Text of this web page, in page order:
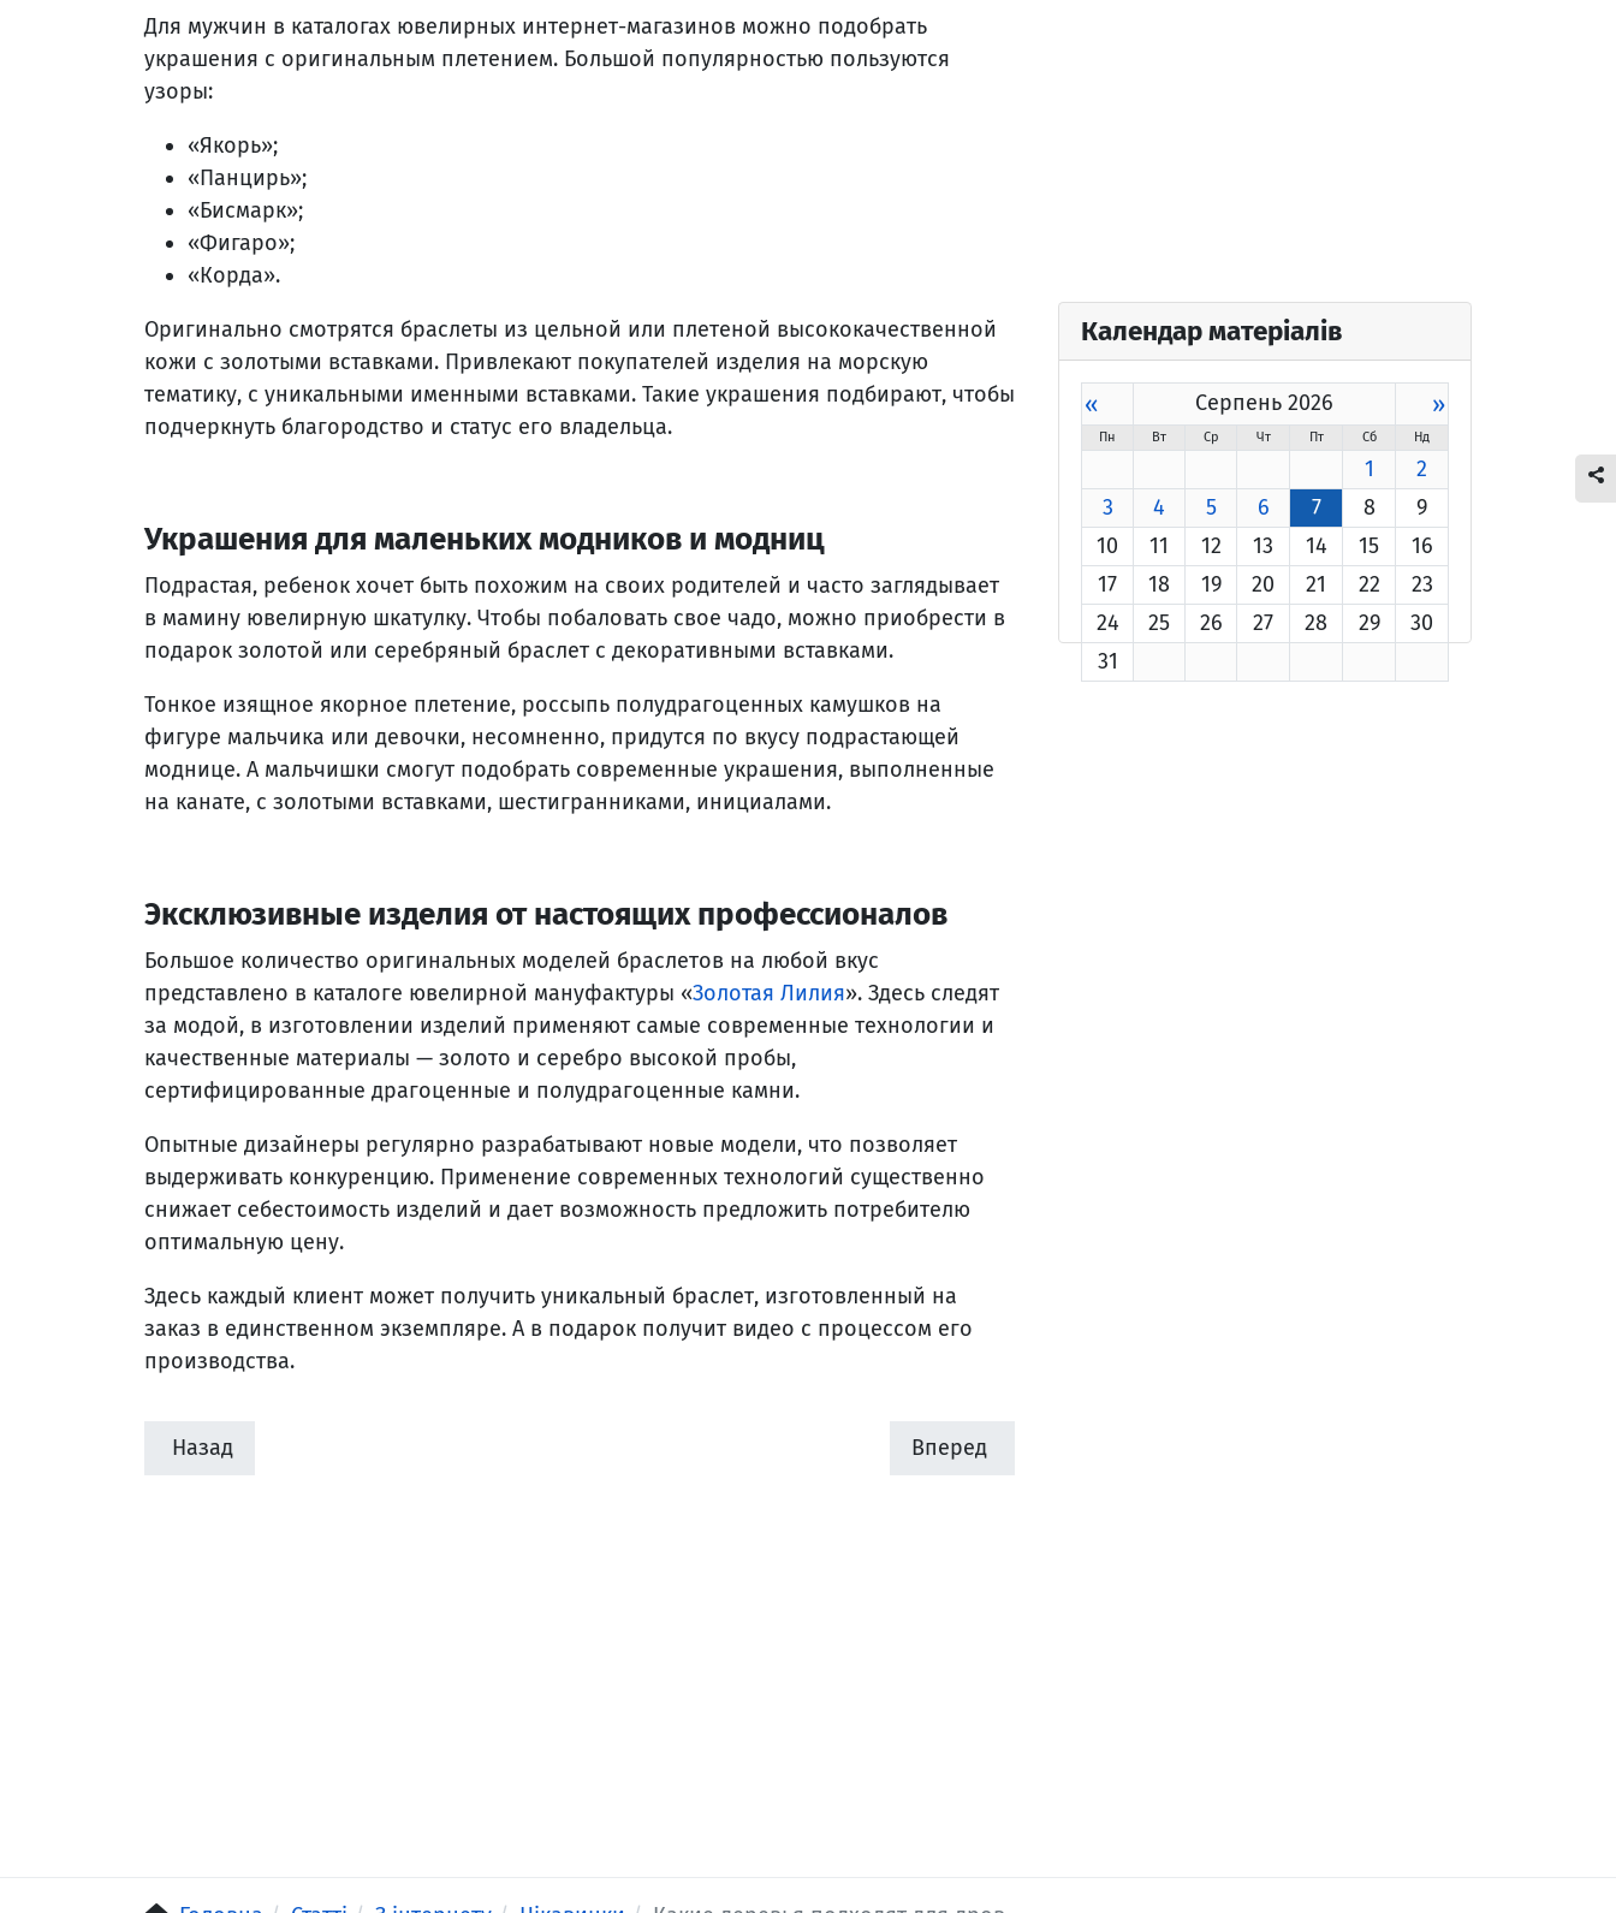
Для мужчин в каталогах ювелирных интернет-магазинов можно подобрать
украшения с оригинальным плетением. Большой популярностью пользуются
узоры:
«Якорь»;
«Панцирь»;
«Бисмарк»;
«Фигаро»;
«Корда».
Оригинально смотрятся браслеты из цельной или плетеной высококачественной
кожи с золотыми вставками. Привлекают покупателей изделия на морскую
тематику, с уникальными именными вставками. Такие украшения подбирают, чтобы
подчеркнуть благородство и статус его владельца.
Украшения для маленьких модников и модниц
Подрастая, ребенок хочет быть похожим на своих родителей и часто заглядывает
в мамину ювелирную шкатулку. Чтобы побаловать свое чадо, можно приобрести в
подарок золотой или серебряный браслет с декоративными вставками.
Тонкое изящное якорное плетение, россыпь полудрагоценных камушков на
фигуре мальчика или девочки, несомненно, придутся по вкусу подрастающей
моднице. А мальчишки смогут подобрать современные украшения, выполненные
на канате, с золотыми вставками, шестигранниками, инициалами.
Эксклюзивные изделия от настоящих профессионалов
Большое количество оригинальных моделей браслетов на любой вкус
представлено в каталоге ювелирной мануфактуры «Золотая Лилия». Здесь следят
за модой, в изготовлении изделий применяют самые современные технологии и
качественные материалы — золото и серебро высокой пробы,
сертифицированные драгоценные и полудрагоценные камни.
Опытные дизайнеры регулярно разрабатывают новые модели, что позволяет
выдерживать конкуренцию. Применение современных технологий существенно
снижает себестоимость изделий и дает возможность предложить потребителю
оптимальную цену.
Здесь каждый клиент может получить уникальный браслет, изготовленный на
заказ в единственном экземпляре. А в подарок получит видео с процессом его
производства.
Назад Вперед
Календар матеріалів
« Серпень 2026 »
Пн Вт Ср Чт Пт Сб Нд
1
2
3
4 5 6 7 8
9
10
11 12 13 14 15
16
17
18 19 20 21 22
23
24
25 26 27 28 29
30
31